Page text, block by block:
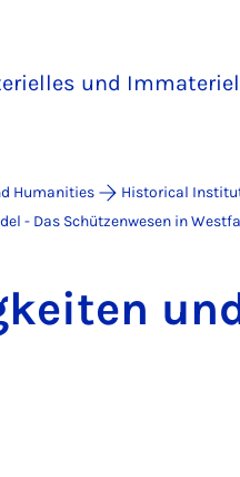
und
Humanities Historical
- Das Schützenwesen in